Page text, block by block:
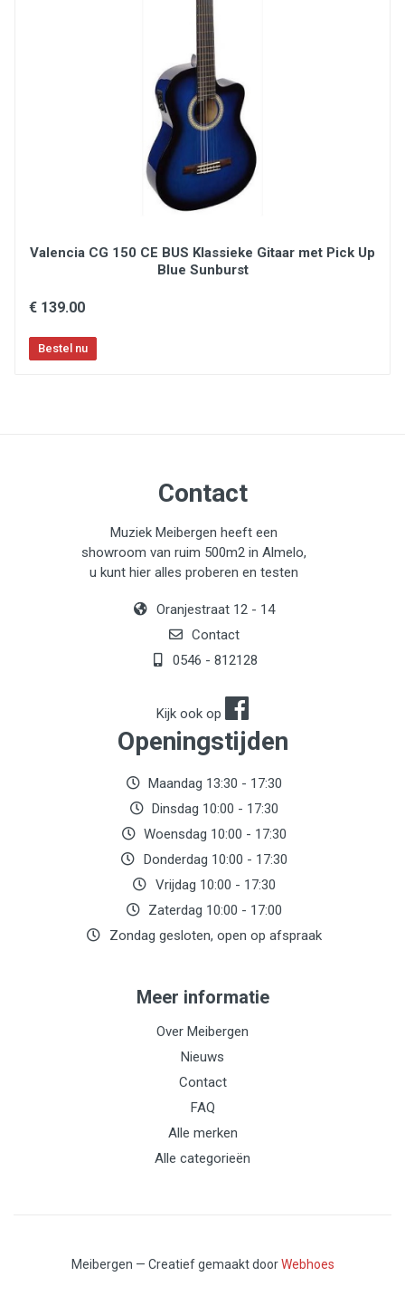
Valencia CG 150 CE BUS Klassieke Gitaar met Pick Up
Blue Sunburst
€ 139.00
Contact
Muziek Meibergen heeft een
showroom van ruim 500m2 in Almelo,
u kunt hier alles proberen en testen
Oranjestraat 12 - 14
Contact
0546 - 812128
Kijk ook op
Openingstijden
Maandag 13:30 - 17:30
Dinsdag 10:00 - 17:30
Woensdag 10:00 - 17:30
Donderdag 10:00 - 17:30
Vrijdag 10:00 - 17:30
Zaterdag 10:00 - 17:00
Zondag gesloten, open op afspraak
Meer informatie
Over Meibergen
Nieuws
Contact
FAQ
Alle merken
Alle categorieën
Meibergen — Creatief gemaakt doorWebhoes